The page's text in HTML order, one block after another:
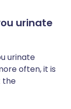
urinate
urinate
often, it is
the